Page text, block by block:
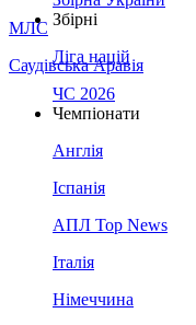
МЛС
Саудівська Аравія
Збірні
Ліга націй
ЧС 2026
Чемпіонати
Англія
Іспанія
АПЛ Top News
Італія
Німеччина